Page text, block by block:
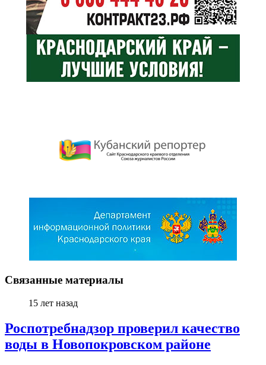
Связанные материалы
15 лет назад
Роспотребнадзор проверил качество
воды в Новопокровском районе